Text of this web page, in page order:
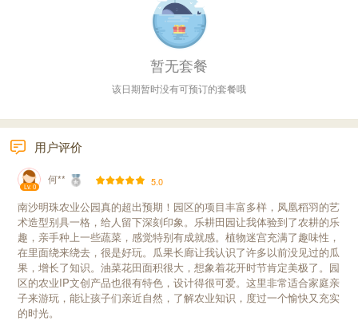
暂无套餐
该日期暂时没有可预订的套餐哦
用户评价
Lv. 0
何** 5.0
南沙明珠农业公园真的超出预期！园区的项目丰富多样，凤凰稻羽的艺
术造型别具一格，给人留下深刻印象。乐耕田园让我体验到了农耕的乐
趣，亲手种上一些蔬菜，感觉特别有成就感。植物迷宫充满了趣味性，
在里面绕来绕去，很是好玩。瓜果长廊让我认识了许多以前没见过的瓜
果，增长了知识。油菜花田面积很大，想象着花开时节肯定美极了。园
区的农业IP文创产品也很有特色，设计得很可爱。这里非常适合家庭亲
子来游玩，能让孩子们亲近自然，了解农业知识，度过一个愉快又充实
的时光。